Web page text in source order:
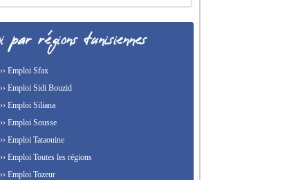
›› Emploi Sfax
›› Emploi Sidi Bouzid
›› Emploi Siliana
›› Emploi Sousse
›› Emploi Tataouine
›› Emploi Toutes les régions
›› Emploi Tozeur